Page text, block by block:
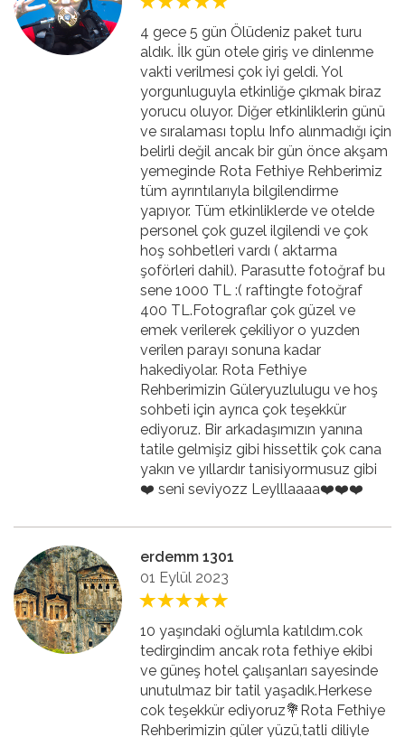
4 gece 5 gün Ölüdeniz paket turu
aldık. İlk gün otele giriş ve dinlenme
vakti verilmesi çok iyi geldi. Yol
yorgunluguyla etkinliğe çıkmak biraz
yorucu oluyor. Diğer etkinliklerin günü
ve sıralaması toplu Info alınmadığı için
belirli değil ancak bir gün önce akşam
yemeginde Rota Fethiye Rehberimiz
tüm ayrıntılarıyla bilgilendirme
yapıyor. Tüm etkinliklerde ve otelde
personel çok guzel ilgilendi ve çok
hoş sohbetleri vardı ( aktarma
şoförleri dahil). Parasutte fotoğraf bu
sene 1000 TL :( raftingte fotoğraf
400 TL.Fotograflar çok güzel ve
emek verilerek çekiliyor o yuzden
verilen parayı sonuna kadar
hakediyolar. Rota Fethiye
Rehberimizin Güleryuzlulugu ve hoş
sohbeti için ayrıca çok teşekkür
ediyoruz. Bir arkadaşımızın yanına
tatile gelmişiz gibi hissettik çok cana
yakın ve yıllardır tanisiyormusuz gibi
❤️ seni seviyozz Leylllaaaa❤️❤️❤️
erdemm 1301
01 Eylül 2023
10 yaşındaki oğlumla katıldım.cok
tedirgindim ancak rota fethiye ekibi
ve güneş hotel çalışanları sayesinde
unutulmaz bir tatil yaşadık.Herkese
cok teşekkür ediyoruz💐Rota Fethiye
Rehberimizin güler yüzü,tatli diliyle